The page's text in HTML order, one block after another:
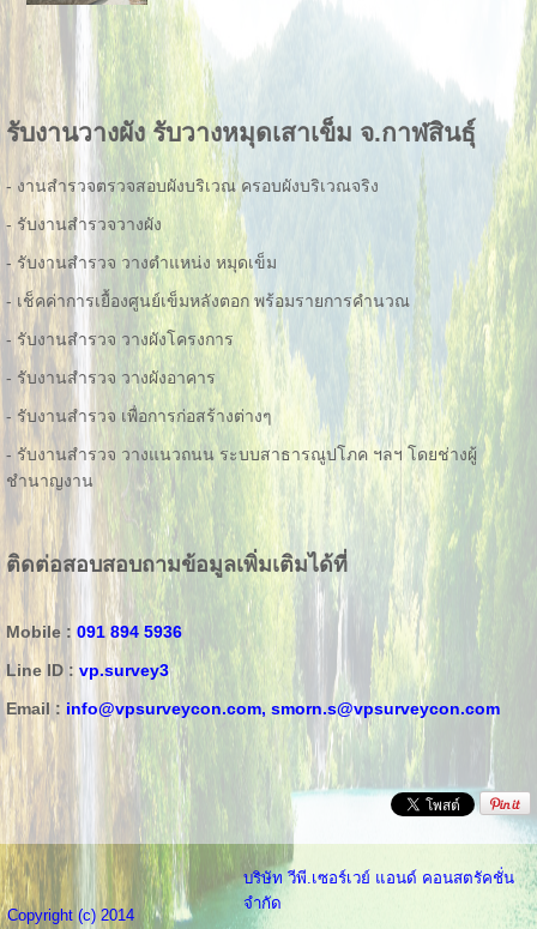
รับงานวางผัง รับวางหมุดเสาเข็ม จ.กาฬสินธุ์
- งานสำรวจตรวจสอบผังบริเวณ ครอบผังบริเวณจริง
- รับงานสำรวจวางผัง
- รับงานสำรวจ วางตำแหน่ง หมุดเข็ม
- เช็คค่าการเยื้องศูนย์เข็มหลังตอก พร้อมรายการคำนวณ
- รับงานสำรวจ วางผังโครงการ
- รับงานสำรวจ วางผังอาคาร
- รับงานสำรวจ เพื่อการก่อสร้างต่างๆ
- รับงานสำรวจ วางแนวถนน ระบบสาธารณูปโภค ฯลฯ โดยช่างผู้
ชำนาญงาน
ติดต่อสอบสอบถามข้อมูลเพิ่มเติมได้ที่
Mobile : 091 894 5936
Line ID : vp.survey3
Email : info@vpsurveycon.com, smorn.s@vpsurveycon.com
Copyright (c) 2014
บริษัท วีพี.เซอร์เวย์ แอนด์ คอนสตรัคชั่น
จำกัด